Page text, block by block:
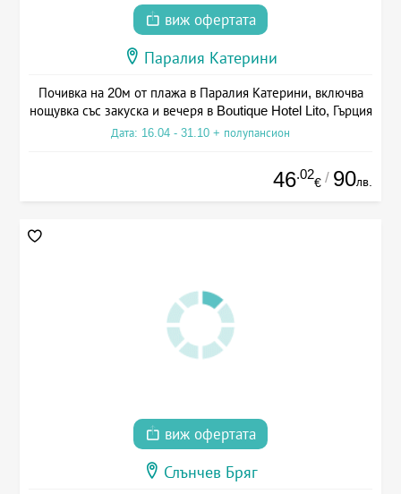
виж офертата
Паралия Катерини
Почивка на 20м от плажа в Паралия Катерини, включва
нощувка със закуска и вечеря в Boutique Hotel Lito, Гърция
Дата: 16.04 - 31.10 + полупансион
46.02
€ / 90лв.
виж офертата
Слънчев Бряг